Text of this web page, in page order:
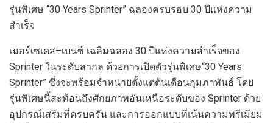
รุ่นพิเศษ “30 Years Sprinter” ฉลองครบรอบ 30 ปีแห่งความ
สำเร็จ
เมอร์เซเดส–เบนซ์ เฉลิมฉลอง 30 ปีแห่งความสำเร็จของ
Sprinter ในระดับสากล ด้วยการเปิดตัวรุ่นพิเศษ“30 Years
Sprinter” ซึ่งจะพร้อมจำหน่ายตั้งแต่ต้นเดือนกุมภาพันธ์ โดย
รุ่นพิเศษนี้สะท้อนถึงศักยภาพอันเหนือระดับของ Sprinter ด้วย
อุปกรณ์เสริมที่ครบครัน และการออกแบบที่เน้นความพรีเมียม